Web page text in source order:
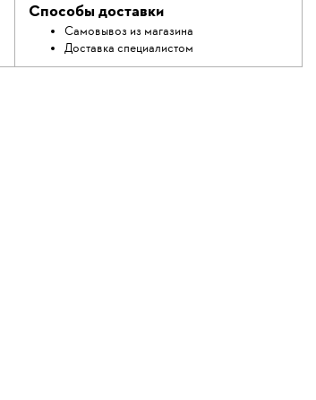
Способы доставки
Самовывоз из магазина
Доставка специалистом